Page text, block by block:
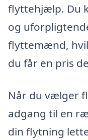
flyttehjælp. Du
og
flyttemænd,
du får en pris
Når du vælger
adgang til en
din flytning